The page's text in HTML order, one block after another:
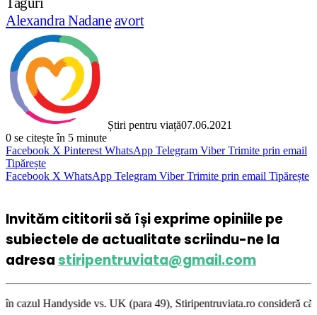
Alexandra Nadane avort
Știri pentru viață07.06.2021
0 se citește în 5 minute
Facebook X Pinterest WhatsApp Telegram Viber Trimite prin email
Tipărește
Facebook X WhatsApp Telegram Viber Trimite prin email Tipărește
Invităm cititorii să își exprime opiniile pe
subiectele de actualitate scriindu-ne la
adresastiripentruviata@gmail.com
UK (para 49), Stiripentruviata.ro consideră că dezbaterea